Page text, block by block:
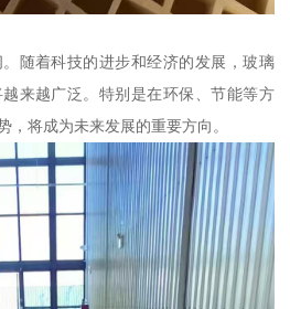
随着科技的进步和经济的发展，玻璃
来越广泛。特别是在环保、节能等方
，将成为未来发展的重要方向。